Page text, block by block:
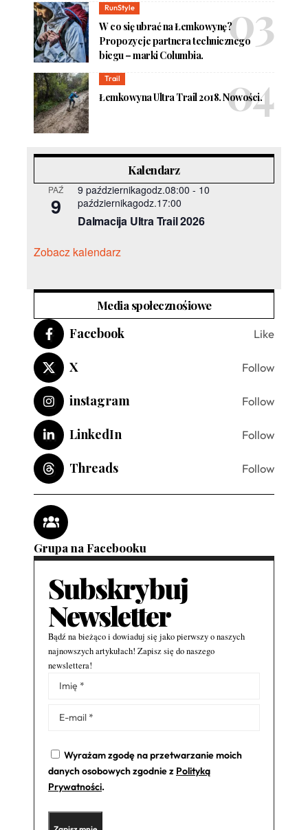
RunStyle
W co się ubrać na Łemkowynę?
Propozycje partnera technicznego
biegu – marki Columbia.
Trail
Łemkowyna Ultra Trail 2018. Nowości.
Kalendarz
PAŹ
9
9 październikagodz.08:00 - 10
październikagodz.17:00
Dalmacija Ultra Trail 2026
Zobacz kalendarz
Media społecznośiowe
Facebook Like
X Follow
instagram Follow
LinkedIn Follow
Threads Follow
Grupa na Facebooku
Subskrybuj
Newsletter
Bądź na bieżąco i dowiaduj się jako pierwszy o naszych
najnowszych artykułach! Zapisz się do naszego
newslettera!
Wyrażam zgodę na przetwarzanie moich
danych osobowych zgodnie z Polityką
Prywatności.
Alternative: